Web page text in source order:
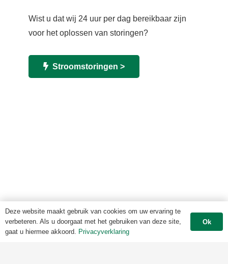
Wist u dat wij 24 uur per dag bereikbaar zijn
voor het oplossen van storingen?
Stroomstoringen >
Deze website maakt gebruik van cookies om uw ervaring te
verbeteren. Als u doorgaat met het gebruiken van deze site,
gaat u hiermee akkoord. Privacyverklaring
Ok